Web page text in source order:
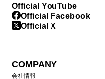
Official YouTube
Official Facebook
Official X
COMPANY
会社情報